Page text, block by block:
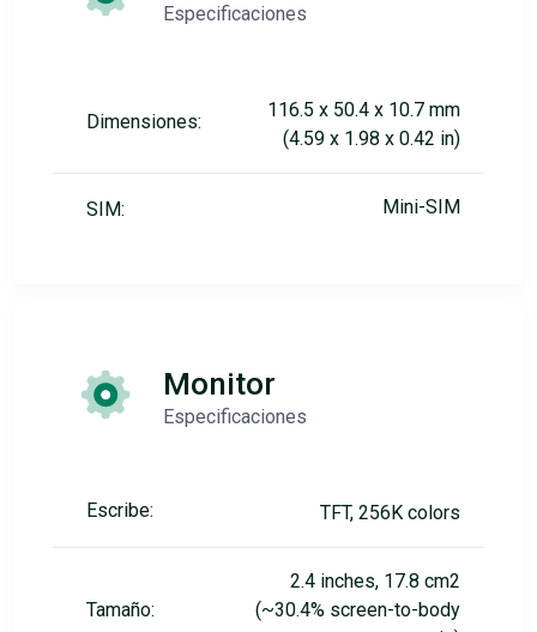
Especificaciones
Dimensiones:
116.5 x 50.4 x 10.7 mm
(4.59 x 1.98 x 0.42 in)
SIM: Mini-SIM
Monitor
Especificaciones
Escribe: TFT, 256K colors
Tamaño:
2.4 inches, 17.8 cm2
(~30.4% screen-to-body